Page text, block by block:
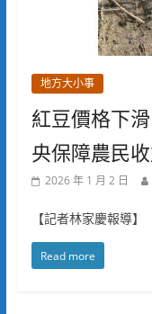
地方大小事
紅豆價格下
央保障農民
2026 年 1 月 2 日
【記者林家慶報導
Read more